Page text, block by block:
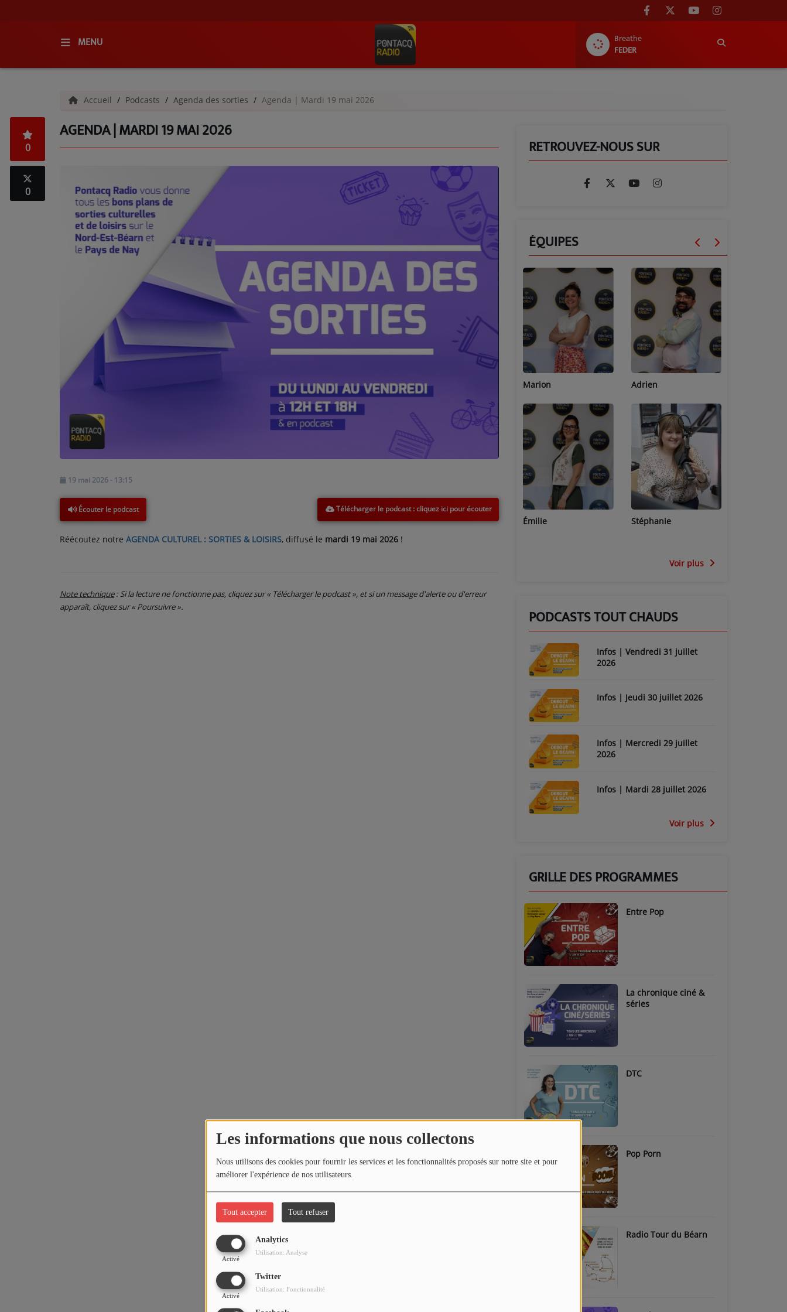
Les informations que nous collectons
Nous utilisons des cookies pour fournir les services et les fonctionnalités proposés sur notre site et pour
améliorer l'expérience de nos utilisateurs.
Tout accepter Tout refuser
Analytics
Activé
Utilisation: Analyse
Twitter
Activé
Utilisation: Fonctionnalité
MENU
Breathe
FEDER
QUI SOMMES-NOUS ?
GRILLE DES PROGRAMMES
C'ÉTAIT QUOI CE TITRE ?
VOS ÉMISSIONS EN IMAGES
ANNONCEURS & ESPACE PRO
VOTRE PUBLICITÉ SUR PONTACQ RADIO
LOCATION DE STUDIOS
ÉDUCATION AUX MÉDIAS ET À
L'INFORMATION
EN QUOI ÇA CONSISTE ?
ÉCOUTEZ LES PRODUCTIONS
RECRUTEMENT
Accueil Podcasts Agenda des sorties Agenda | Mardi 19 mai 2026
AGENDA | MARDI 19 MAI 2026
0
0
19 mai 2026 - 13:15
Écouter le podcast Télécharger le podcast
Réécoutez notre AGENDA CULTUREL : SORTIES & LOISIRS, diffusé le mardi 19 mai 2026 !
Note technique: Si la lecture ne fonctionne pas, cliquez sur « Télécharger le podcast », et si un message d'alerte ou d'erreur
apparaît, cliquez sur « Poursuivre ».
RETROUVEZ-NOUS SUR
ÉQUIPES
Marion
Émilie
Adrien
Stéphanie
Lucas
Jean-Michel
Voir plus
PODCASTS TOUT CHAUDS
Infos | Vendredi 31 juillet
2026
Infos | Jeudi 30 juillet 2026
Infos | Mercredi 29 juillet
2026
Infos | Mardi 28 juillet 2026
Voir plus
GRILLE DES PROGRAMMES
Entre Pop
La chronique ciné &
séries
DTC
Pop Porn
Radio Tour du Béarn